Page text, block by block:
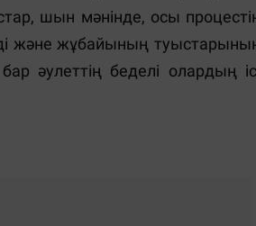
шын мәнінде, осы
және жұбайының
әулеттің беделі олардың